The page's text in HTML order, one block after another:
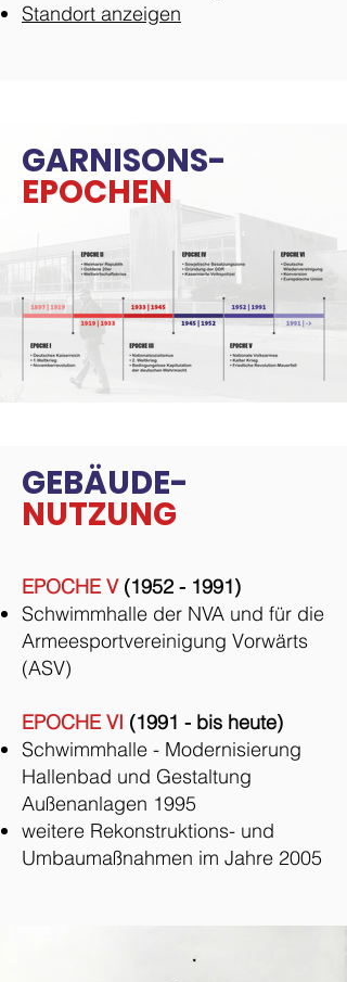
Standort anzeigen
GARNISONS-
EPOCHEN
GEBÄUDE-
NUTZUNG
EPOCHE V (1952 - 1991)
Schwimmhalle der NVA und für die
Armeesportvereinigung Vorwärts
(ASV)
EPOCHE VI (1991 - bis heute)
Schwimmhalle - Modernisierung
Hallenbad und Gestaltung
Außenanlagen 1995
weitere Rekonstruktions- und
Umbaumaßnahmen im Jahre 2005